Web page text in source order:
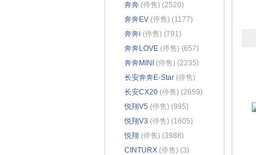
奔奔 (停售) (2520)
奔奔EV (停售) (1177)
奔奔i (停售) (791)
奔奔LOVE (停售) (657)
奔奔MINI (停售) (2235)
长安奔奔E-Star (停售)
(2538)
长安CX20 (停售) (2659)
悦翔V5 (停售) (995)
悦翔V3 (停售) (1605)
悦翔 (停售) (3988)
CINTURX (停售) (3)